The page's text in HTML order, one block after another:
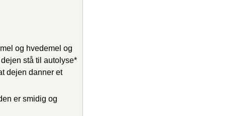
og hvedemel og
stå til autolyse*
dejen danner et
er smidig og